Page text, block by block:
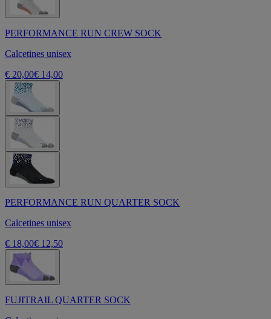
PERFORMANCE RUN CREW SOCK
Calcetines unisex
€ 20,00€ 14,00
PERFORMANCE RUN QUARTER SOCK
Calcetines unisex
€ 18,00€ 12,50
FUJITRAIL QUARTER SOCK